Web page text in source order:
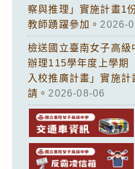
察與推理」實施計畫1
教師踴躍參加。 2026-
檢送國立臺南女子高
辦理115學年度上學期
入校推廣計畫」實施
請。 2026-08-06